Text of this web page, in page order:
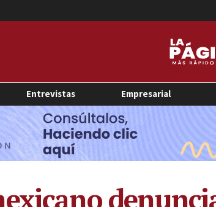
Entrevistas Empresarial